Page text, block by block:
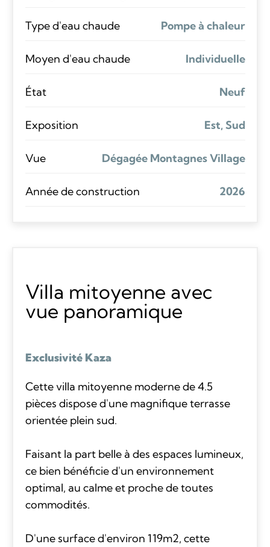
Type d'eau chaude Pompe à chaleur
Moyen d'eau chaude Individuelle
État Neuf
Exposition Est, Sud
Vue Dégagée Montagnes Village
Année de construction 2026
Villa mitoyenne avec
vue panoramique
Exclusivité Kaza
Cette villa mitoyenne moderne de 4.5
pièces dispose d'une magnifique terrasse
orientée plein sud.
Faisant la part belle à des espaces lumineux,
ce bien bénéficie d'un environnement
optimal, au calme et proche de toutes
commodités.
D'une surface d'environ 119m2, cette